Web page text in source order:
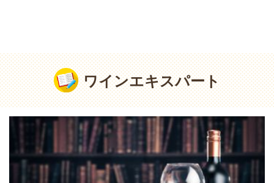
ワインエキスパート